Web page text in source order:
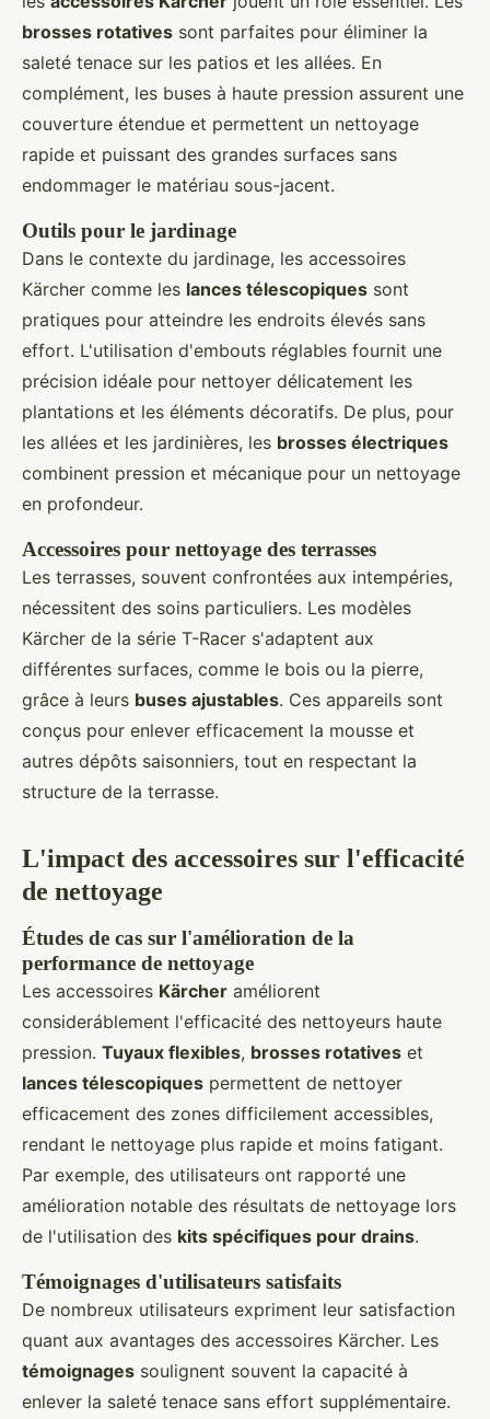
brosses rotatives sont parfaites pour éliminer la
saleté tenace sur les patios et les allées. En
complément, les buses à haute pression assurent une
couverture étendue et permettent un nettoyage
rapide et puissant des grandes surfaces sans
endommager le matériau sous-jacent.
Outils pour le jardinage
Dans le contexte du jardinage, les accessoires
Kärcher comme les lances télescopiques sont
pratiques pour atteindre les endroits élevés sans
effort. L'utilisation d'embouts réglables fournit une
précision idéale pour nettoyer délicatement les
plantations et les éléments décoratifs. De plus, pour
les allées et les jardinières, les brosses électriques
combinent pression et mécanique pour un nettoyage
en profondeur.
Accessoires pour nettoyage des terrasses
Les terrasses, souvent confrontées aux intempéries,
nécessitent des soins particuliers. Les modèles
Kärcher de la série T-Racer s'adaptent aux
différentes surfaces, comme le bois ou la pierre,
grâce à leurs buses ajustables. Ces appareils sont
conçus pour enlever efficacement la mousse et
autres dépôts saisonniers, tout en respectant la
structure de la terrasse.
L'impact des accessoires sur l'efficacité
de nettoyage
Études de cas sur l'amélioration de la
performance de nettoyage
Les accessoires Kärcher améliorent
consideráblement l'efficacité des nettoyeurs haute
pression. Tuyaux flexibles, brosses rotatives et
lances télescopiques permettent de nettoyer
efficacement des zones difficilement accessibles,
rendant le nettoyage plus rapide et moins fatigant.
Par exemple, des utilisateurs ont rapporté une
amélioration notable des résultats de nettoyage lors
de l'utilisation des kits spécifiques pour drains.
Témoignages d'utilisateurs satisfaits
De nombreux utilisateurs expriment leur satisfaction
quant aux avantages des accessoires Kärcher. Les
témoignages soulignent souvent la capacité à
enlever la saleté tenace sans effort supplémentaire.